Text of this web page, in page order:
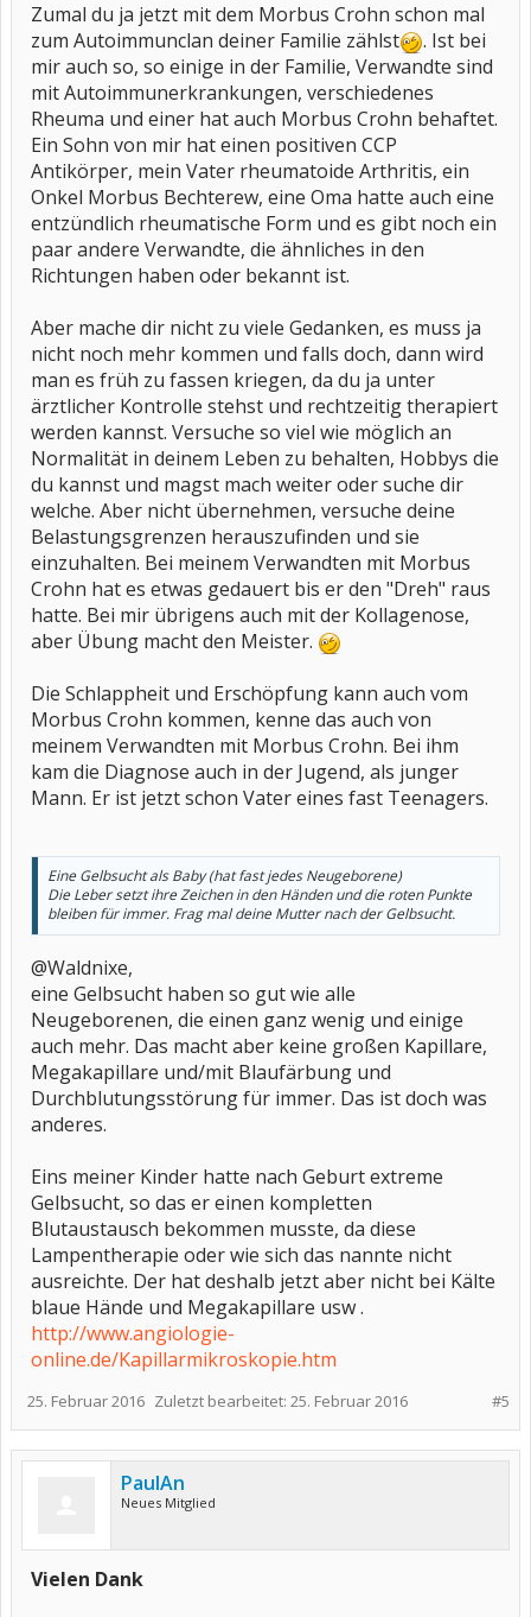
Zumal du ja jetzt mit dem Morbus Crohn schon mal
zum Autoimmunclan deiner Familie zählst
. Ist bei
mir auch so, so einige in der Familie, Verwandte sind
mit Autoimmunerkrankungen, verschiedenes
Rheuma und einer hat auch Morbus Crohn behaftet.
Ein Sohn von mir hat einen positiven CCP
Antikörper, mein Vater rheumatoide Arthritis, ein
Onkel Morbus Bechterew, eine Oma hatte auch eine
entzündlich rheumatische Form und es gibt noch ein
paar andere Verwandte, die ähnliches in den
Richtungen haben oder bekannt ist.
Aber mache dir nicht zu viele Gedanken, es muss ja
nicht noch mehr kommen und falls doch, dann wird
man es früh zu fassen kriegen, da du ja unter
ärztlicher Kontrolle stehst und rechtzeitig therapiert
werden kannst. Versuche so viel wie möglich an
Normalität in deinem Leben zu behalten, Hobbys die
du kannst und magst mach weiter oder suche dir
welche. Aber nicht übernehmen, versuche deine
Belastungsgrenzen herauszufinden und sie
einzuhalten. Bei meinem Verwandten mit Morbus
Crohn hat es etwas gedauert bis er den "Dreh" raus
hatte. Bei mir übrigens auch mit der Kollagenose,
aber Übung macht den Meister.
Die Schlappheit und Erschöpfung kann auch vom
Morbus Crohn kommen, kenne das auch von
meinem Verwandten mit Morbus Crohn. Bei ihm
kam die Diagnose auch in der Jugend, als junger
Mann. Er ist jetzt schon Vater eines fast Teenagers.
Eine Gelbsucht als Baby (hat fast jedes Neugeborene)
Die Leber setzt ihre Zeichen in den Händen und die roten Punkte
bleiben für immer. Frag mal deine Mutter nach der Gelbsucht.
@Waldnixe,
eine Gelbsucht haben so gut wie alle
Neugeborenen, die einen ganz wenig und einige
auch mehr. Das macht aber keine großen Kapillare,
Megakapillare und/mit Blaufärbung und
Durchblutungsstörung für immer. Das ist doch was
anderes.
Eins meiner Kinder hatte nach Geburt extreme
Gelbsucht, so das er einen kompletten
Blutaustausch bekommen musste, da diese
Lampentherapie oder wie sich das nannte nicht
ausreichte. Der hat deshalb jetzt aber nicht bei Kälte
blaue Hände und Megakapillare usw .
http://www.angiologie-
online.de/Kapillarmikroskopie.htm
#5
25. Februar 2016 Zuletzt bearbeitet: 25. Februar 2016
PaulAn
Neues Mitglied
Vielen Dank